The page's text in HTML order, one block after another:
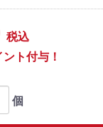
税込
ト付与！
個